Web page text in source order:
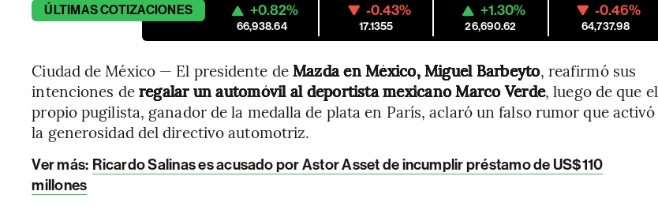
ÚLTIMASCOTIZACIONES +0.82%
66,938.64
-0.43%
17.1355
+1.30%
26,690.62
-0.46%
64,737.98
Ciudad de México — El presidente deMazda en México, Miguel Barbeyto, reafirmó sus
intenciones deregalar un automóvil al deportista mexicano Marco Verde, luego de que el
propio pugilista, ganador de la medalla de plata en París, aclaró un falso rumor que activó
la generosidad del directivo automotriz.
Ver más: Ricardo Salinas es acusado por Astor Asset de incumplir préstamo de US$110
millones